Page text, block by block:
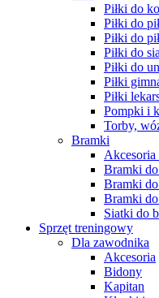
Piłki do
Piłki do
Piłki do
Piłki do
Piłki do
Piłki
Piłki
Pompki i
Torby,
Bramki
Akcesoria
Bramki
Bramki
Bramki
Siatki do
Sprzęt treningowy
Dla zawodnika
Akcesoria
Bidony
Kapitan